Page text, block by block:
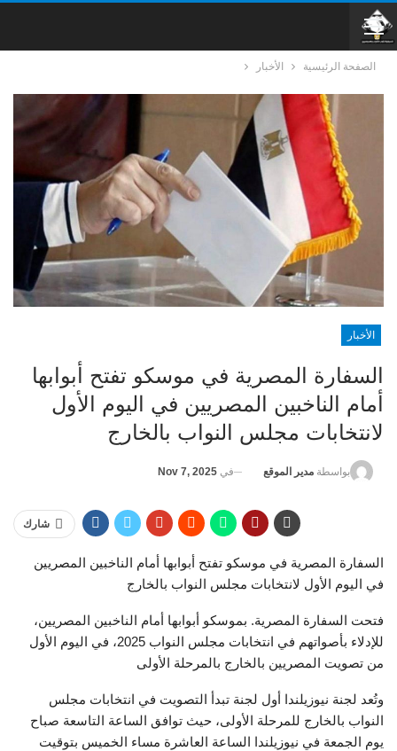
الصفحة الرئيسية الأخبار
الأخبار
السفارة المصرية في موسكو تفتح أبوابها
أمام الناخبين المصريين في اليوم الأول
لانتخابات مجلس النواب بالخارج
بواسطة مدير الموقع في Nov 7, 2025
شارك
السفارة المصرية في موسكو تفتح أبوابها أمام الناخبين المصريين
في اليوم الأول لانتخابات مجلس النواب بالخارج
فتحت السفارة المصرية. بموسكو أبوابها أمام الناخبين المصريين،
للإدلاء بأصواتهم في انتخابات مجلس النواب 2025، في اليوم الأول
من تصويت المصريين بالخارج بالمرحلة الأولى
وتُعد لجنة نيوزيلندا أول لجنة تبدأ التصويت في انتخابات مجلس
النواب بالخارج للمرحلة الأولى، حيث توافق الساعة التاسعة صباح
يوم الجمعة في نيوزيلندا الساعة العاشرة مساء الخميس بتوقيت